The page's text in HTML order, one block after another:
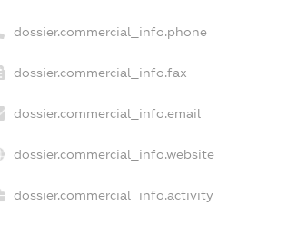
dossier.commercial_info.phone
dossier.commercial_info.fax
dossier.commercial_info.email
dossier.commercial_info.website
dossier.commercial_info.activity